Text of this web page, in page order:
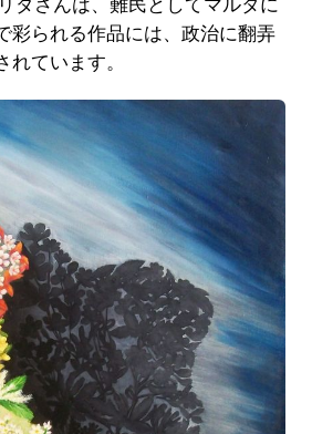
ダさんは、難民としてマルタに
彩られる作品には、政治に翻弄
れています。